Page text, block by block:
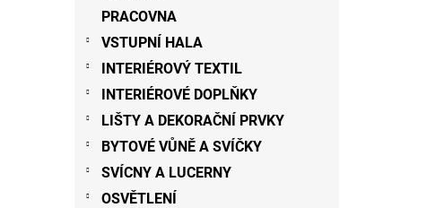
PRACOVNA
VSTUPNÍ HALA
INTERIÉROVÝ TEXTIL
INTERIÉROVÉ DOPLŇKY
LIŠTY A DEKORAČNÍ PRVKY
BYTOVÉ VŮNĚ A SVÍČKY
SVÍCNY A LUCERNY
OSVĚTLENÍ